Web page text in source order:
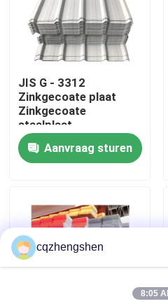
Over ons
Fabrieksreis
Kwaliteitscontrole
Contacteer ons
nieuws
Vraag een offerte aan
JIS G - 3312
Zinkgecoate plaat
Zinkgecoate
staalplaat
gegalvaniseerd
metaaldakplaat
Aanvraag sturen
cqzhengshen
8:05